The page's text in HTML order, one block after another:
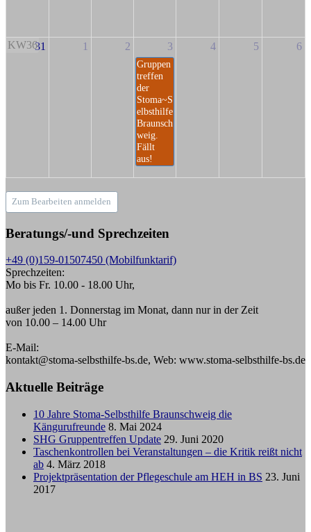
KW3631 1 2 3
Gruppen
treffen
der
Stoma~S
elbsthilfe
Braunsch
weig.
Fällt
aus!
4 5 6
Zum Bearbeiten anmelden
Beratungs/-und Sprechzeiten
+49 (0)159-01507450 (Mobilfunktarif)
Sprechzeiten:
Mo bis Fr. 10.00 - 18.00 Uhr,
außer jeden 1. Donnerstag im Monat, dann nur in der Zeit
von 10.00 – 14.00 Uhr
E-Mail:
kontakt@stoma-selbsthilfe-bs.de, Web: www.stoma-selbsthilfe-bs.de
Aktuelle Beiträge
10 Jahre Stoma-Selbsthilfe Braunschweig die
Kängurufreunde 8. Mai 2024
SHG Gruppentreffen Update 29. Juni 2020
Taschenkontrollen bei Veranstaltungen – die Kritik reißt nicht
ab 4. März 2018
Projektpräsentation der Pflegeschule am HEH in BS 23. Juni
2017